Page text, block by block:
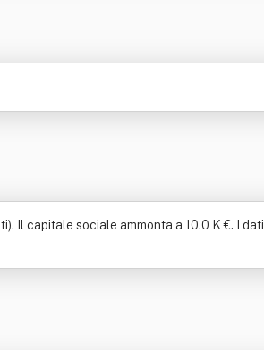
Il capitale sociale ammonta a 10.0 K €. I dati